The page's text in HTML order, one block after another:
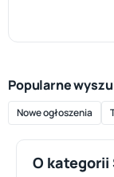
Popularne
Nowe ogłoszenia
O kategorii